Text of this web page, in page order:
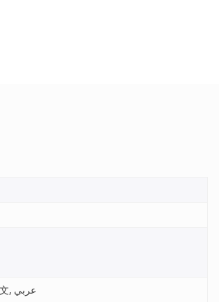
English, Français, Español, Português, Русский, 中文, عربي